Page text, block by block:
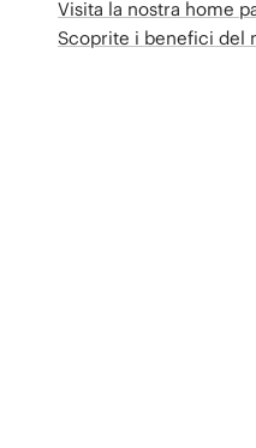
Visita la nostra home
Scoprite i benefici del